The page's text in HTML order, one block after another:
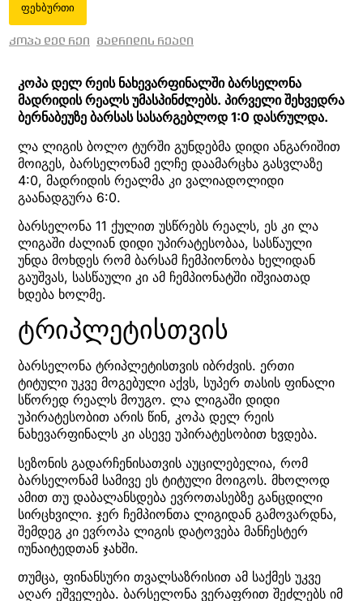
ფეხბურთი
კოპა დელ რეი მადრიდის რეალი
კოპა დელ რეის ნახევარფინალში ბარსელონა
მადრიდის რეალს უმასპინძლებს. პირველი შეხვედრა
ბერნაბეუზე ბარსას სასარგებლოდ 1:0 დასრულდა.
ლა ლიგის ბოლო ტურში გუნდებმა დიდი ანგარიშით
მოიგეს, ბარსელონამ ელჩე დაამარცხა გასვლაზე
4:0, მადრიდის რეალმა კი ვალიადოლიდი
გაანადგურა 6:0.
ბარსელონა 11 ქულით უსწრებს რეალს, ეს კი ლა
ლიგაში ძალიან დიდი უპირატესობაა, სასწაული
უნდა მოხდეს რომ ბარსამ ჩემპიონობა ხელიდან
გაუშვას, სასწაული კი ამ ჩემპიონატში იშვიათად
ხდება ხოლმე.
ტრიპლეტისთვის
ბარსელონა ტრიპლეტისთვის იბრძვის. ერთი
ტიტული უკვე მოგებული აქვს, სუპერ თასის ფინალი
სწორედ რეალს მოუგო. ლა ლიგაში დიდი
უპირატესობით არის წინ, კოპა დელ რეის
ნახევარფინალს კი ასევე უპირატესობით ხვდება.
სეზონის გადარჩენისათვის აუცილებელია, რომ
ბარსელონამ სამივე ეს ტიტული მოიგოს. მხოლოდ
ამით თუ დაბალანსდება ევროთასებზე განცდილი
სირცხვილი. ჯერ ჩემპიონთა ლიგიდან გამოვარდნა,
შემდეგ კი ევროპა ლიგის დატოვება მანჩესტერ
იუნაიტედთან ჯახში.
თუმცა, ფინანსური თვალსაზრისით ამ საქმეს უკვე
აღარ ეშველება. ბარსელონა ვერაფრით შეძლებს იმ